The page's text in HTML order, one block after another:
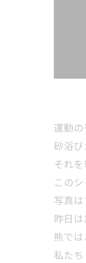
運動
砂浴
それ
この
写真
昨日
熊で
私た